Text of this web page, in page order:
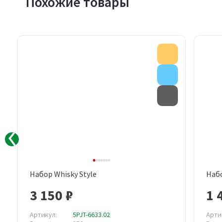
Быстрый просмотр
Набор Whisky Style
3 150 ₽
Артикул:
5PJT-6633.02
1